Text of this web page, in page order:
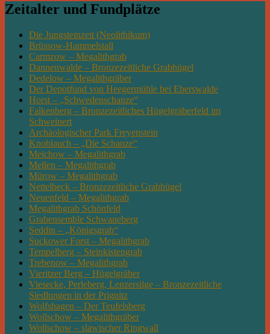
Zeitalter und Fundplätze
Die Jungsteinzeit (Neolithikum)
Brüssow-Hammelstall
Carmzow – Megalithgrab
Dannenwalde – Bronzezeitliche Grabhügel
Dedelow – Megalithgräber
Der Depotfund von Heegermühle bei Eberswalde
Horst – „Schwedenschanze“
Falkenberg – Bronzezeitliches Hügelgräberfeld im
Schweinert
Archäologischer Park Freyenstein
Knoblauch – „Die Schanze“
Meichow – Megalithgrab
Mellen – Megalithgrab
Mürow – Megalithgrab
Nettelbeck – Bronzezeitliche Grabhügel
Neuenfeld – Megalithgrab
Megalithgrab Schönfeld
Grabensemble Schwaneberg
Seddin – „Königsgrab“
Suckower Forst – Megalithgrab
Tempelberg – Steinkistengrab
Trebenow – Megalithgrab
Vieritzer Berg – Hügelgräber
Viesecke, Perleberg, Lenzersilge – Bronzezeitliche
Siedlungen in der Prignitz
Wolfshagen – Der Teufelsberg
Wollschow – Megalithgräber
Wollschow – slawischer Ringwall